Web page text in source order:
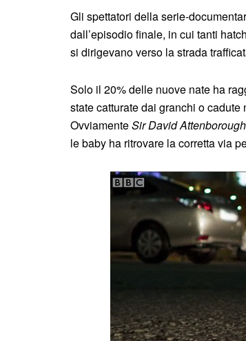
Gli spettatori della serie-
dall’episodio finale, in cui tanti
si dirigevano verso la strada
Solo il 20% delle nuove nate ha
state catturate dai granchi o
OvviamenteSir David Attenborough
le baby ha ritrovare la corretta via